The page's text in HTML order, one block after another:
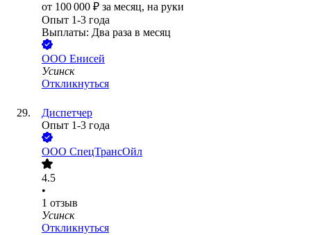
от 100 000 ₽ за месяц, на руки
Опыт 1-3 года
Выплаты: Два раза в месяц
ООО Енисей
Усинск
Откликнуться
Диспетчер
Опыт 1-3 года
ООО СпецТрансОйл
4.5
•
1 отзыв
Усинск
Откликнуться